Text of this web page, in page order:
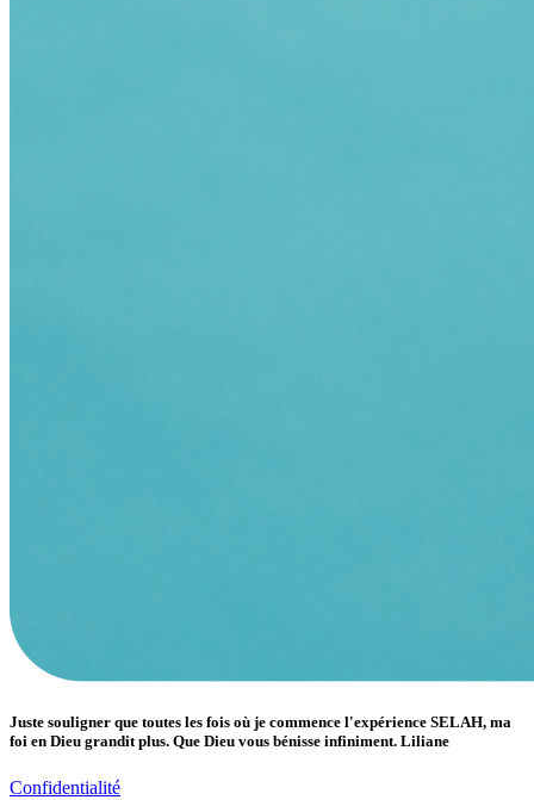
Juste souligner que toutes les fois où je commence l'expérience SELAH, ma
foi en Dieu grandit plus. Que Dieu vous bénisse infiniment. Liliane
Confidentialité